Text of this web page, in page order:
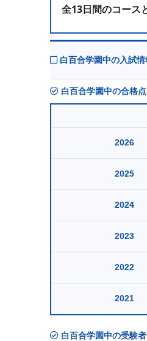
全13日間のコース
白百合学園中の入試情
白百合学園中の合格
2026
2025
2024
2023
2022
2021
白百合学園中の受験